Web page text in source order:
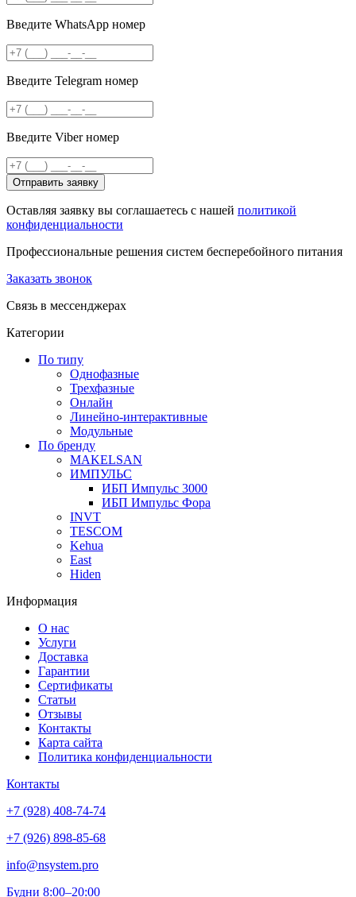
Введите WhatsApp номер
Введите Telegram номер
Введите Viber номер
Отправить заявку
Оставляя заявку вы соглашаетесь с нашей политикой
конфиденциальности
Профессиональные решения систем бесперебойного питания
Заказать звонок
Связь в мессенджерах
Категории
По типу
Однофазные
Трехфазные
Онлайн
Линейно-интерактивные
Модульные
По бренду
MAKELSAN
ИМПУЛЬС
ИБП Импульс 3000
ИБП Импульс Фора
INVT
TESCOM
Kehua
East
Hiden
Информация
О нас
Услуги
Доставка
Гарантии
Сертификаты
Статьи
Отзывы
Контакты
Карта сайта
Политика конфиденциальности
Контакты
+7 (928) 408-74-74
+7 (926) 898-85-68
info@nsystem.pro
Будни 8:00–20:00